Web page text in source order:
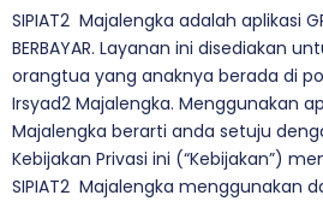
SIPIAT2 Majalengka adalah aplikasi
BERBAYAR. Layanan ini disediakan
orangtua yang anaknya berada di
Irsyad2 Majalengka. Menggunakan
Majalengka berarti anda setuju
Kebijakan Privasi ini (“Kebijakan”)
SIPIAT2 Majalengka menggunakan